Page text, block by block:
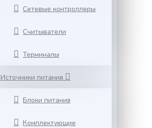
Сетевые контроллеры
Считыватели
Терминалы
Источники питания
Блоки питания
Комплектующие